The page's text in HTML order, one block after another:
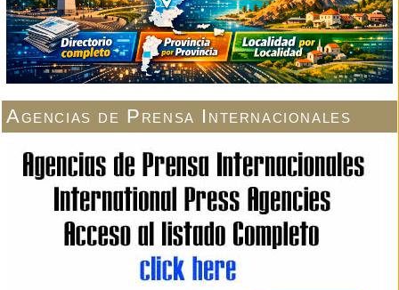
Agencias de Prensa Internacionales